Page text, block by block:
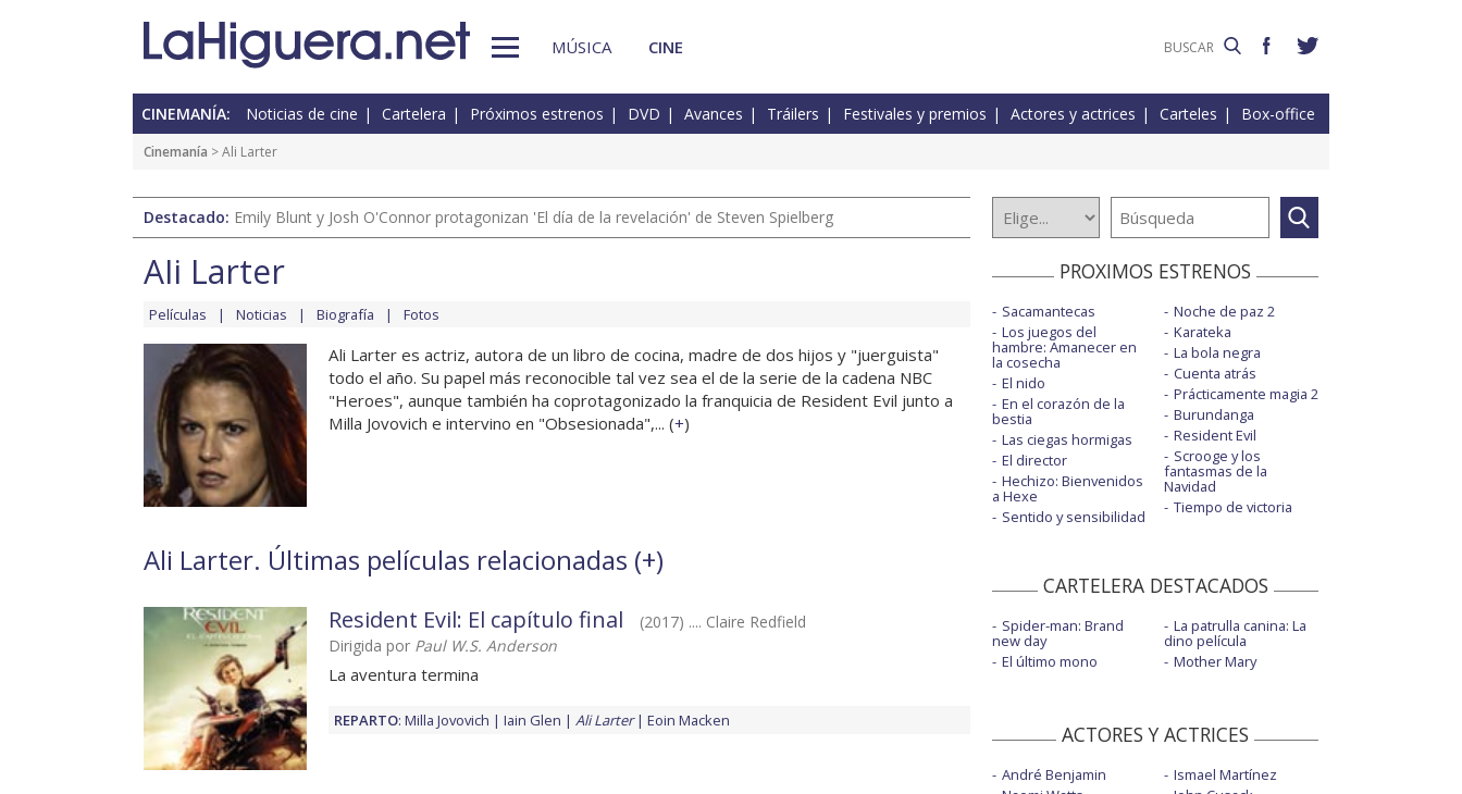
MÚSICA CINE
CINEMANÍA: Noticias de cine Cartelera Próximos estrenos DVD Avances Tráilers Festivales y premios Actores y actrices Carteles Box-office
Cinemanía > Ali Larter
Destacado: Emily Blunt y Josh O'Connor protagonizan 'El día de la revelación' de Steven Spielberg
Ali Larter
Películas Noticias Biografía Fotos
Ali Larter es actriz, autora de un libro de cocina, madre de dos hijos y "juerguista"
todo el año. Su papel más reconocible tal vez sea el de la serie de la cadena NBC
"Heroes", aunque también ha coprotagonizado la franquicia de Resident Evil junto a
Milla Jovovich e intervino en "Obsesionada",... (+)
Ali Larter. Últimas películas relacionadas (+)
Resident Evil: El capítulo final
(2017) .... Claire Redfield
Dirigida por Paul W.S. Anderson
La aventura termina
REPARTO: Milla Jovovich Iain Glen Ali Larter Eoin Macken
PROXIMOS ESTRENOS
Sacamantecas
Los juegos del
hambre: Amanecer en
la cosecha
El nido
En el corazón de la
bestia
Las ciegas hormigas
El director
Hechizo: Bienvenidos
a Hexe
Sentido y sensibilidad
Noche de paz 2
Karateka
La bola negra
Cuenta atrás
Prácticamente magia 2
Burundanga
Resident Evil
Scrooge y los
fantasmas de la
Navidad
Tiempo de victoria
CARTELERA DESTACADOS
Spider-man: Brand
new day
El último mono
La patrulla canina: La
dino película
Mother Mary
ACTORES Y ACTRICES
André Benjamin
Ismael Martínez